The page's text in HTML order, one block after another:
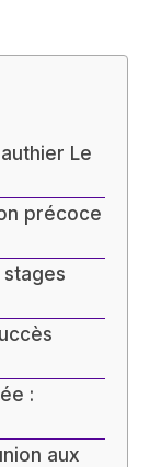
Le
précoce
:
aux